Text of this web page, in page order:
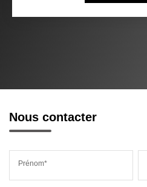
Nous contacter
Prénom*